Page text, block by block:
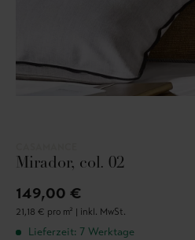
Mirador, col. 02
149,00 €
21,18 € pro m² | inkl. MwSt.
Lieferzeit: 7 Werktage